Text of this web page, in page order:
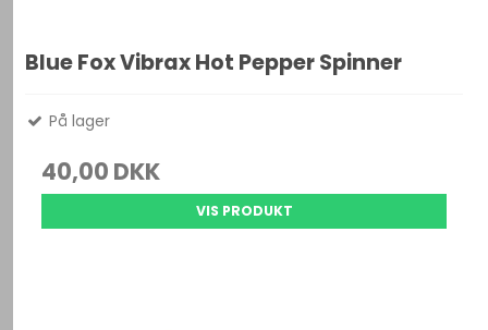
Blue Fox Vibrax Hot Pepper Spinner
På lager
40,00 DKK
VIS PRODUKT